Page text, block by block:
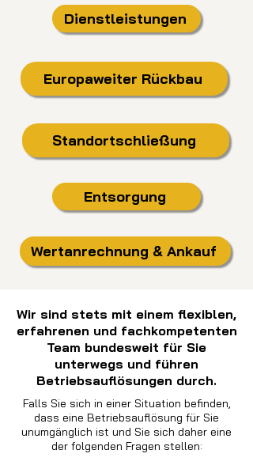
Dienstleistungen
Europaweiter Rückbau
Standortschließung
Entsorgung
Wertanrechnung & Ankauf
Wir sind stets mit einem flexiblen,
erfahrenen und fachkompetenten
Team bundesweit für Sie
unterwegs und führen
Betriebsauflösungen durch.
Falls Sie sich in einer Situation befinden,
dass eine Betriebsauflösung für Sie
unumgänglich ist und Sie sich daher eine
der folgenden Fragen stellen: